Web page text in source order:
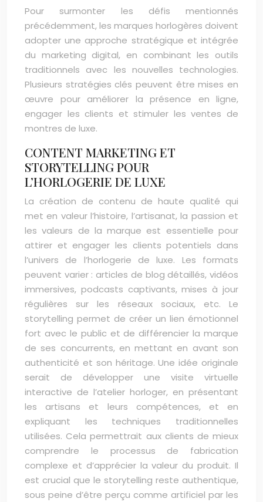
Pour surmonter les défis mentionnés
précédemment, les marques horlogères doivent
adopter une approche stratégique et intégrée
du marketing digital, en combinant les outils
traditionnels avec les nouvelles technologies.
Plusieurs stratégies clés peuvent être mises en
œuvre pour améliorer la présence en ligne,
engager les clients et stimuler les ventes de
montres de luxe.
CONTENT MARKETING ET
STORYTELLING POUR
L’HORLOGERIE DE LUXE
La création de contenu de haute qualité qui
met en valeur l’histoire, l’artisanat, la passion et
les valeurs de la marque est essentielle pour
attirer et engager les clients potentiels dans
l’univers de l’horlogerie de luxe. Les formats
peuvent varier : articles de blog détaillés, vidéos
immersives, podcasts captivants, mises à jour
régulières sur les réseaux sociaux, etc. Le
storytelling permet de créer un lien émotionnel
fort avec le public et de différencier la marque
de ses concurrents, en mettant en avant son
authenticité et son héritage. Une idée originale
serait de développer une visite virtuelle
interactive de l’atelier horloger, en présentant
les artisans et leurs compétences, et en
expliquant les techniques traditionnelles
utilisées. Cela permettrait aux clients de mieux
comprendre le processus de fabrication
complexe et d’apprécier la valeur du produit. Il
est crucial que le storytelling reste authentique,
sous peine d’être perçu comme artificiel par les